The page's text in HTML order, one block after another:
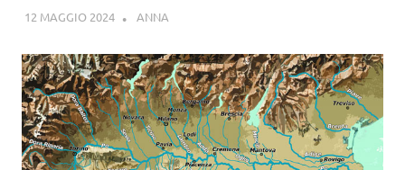
12 MAGGIO 2024 ANNA